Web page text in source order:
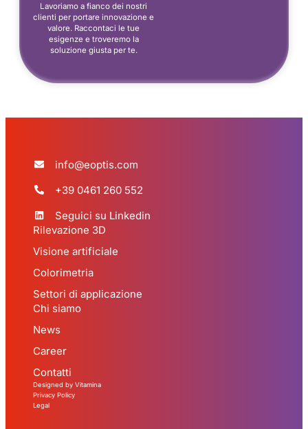
Lavoriamo a fianco dei nostri
clienti per portare innovazione e
valore. Raccontaci le tue
esigenze e troveremo la
soluzione giusta per te.
info@eoptis.com
+39 0461 260 552
Seguici su Linkedin
Rilevazione 3D
Visione artificiale
Colorimetria
Settori di applicazione
Chi siamo
News
Career
Contatti
Designed by Vitamina
Privacy Policy
Legal